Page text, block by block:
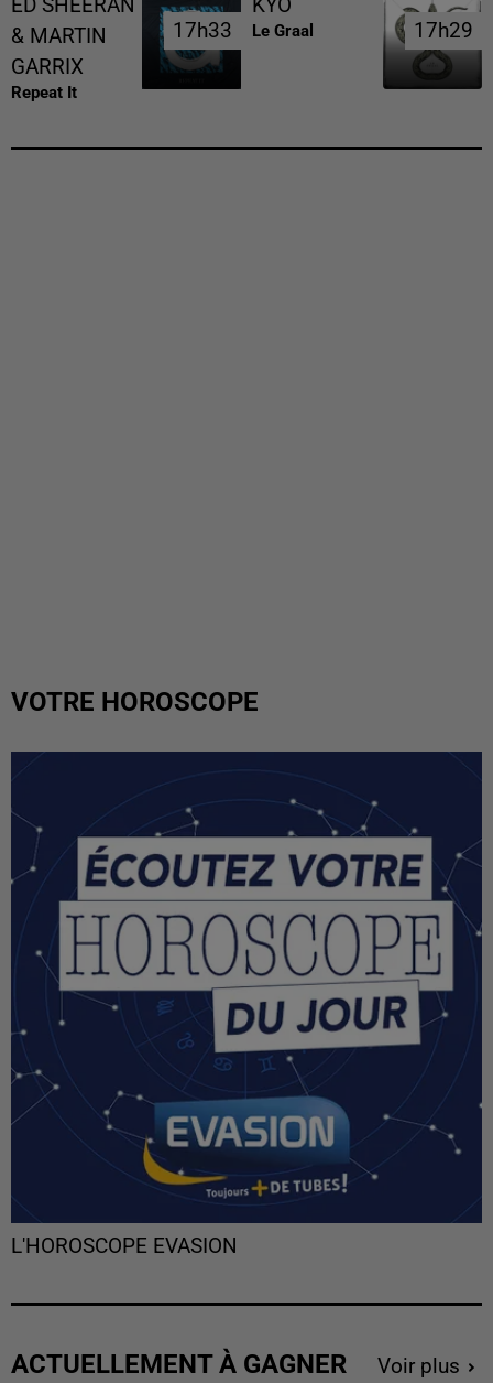
ED SHEERAN
& MARTIN
GARRIX
Repeat It
17h33
17h33
KYO
Le Graal 17h29
17h29
VOTRE HOROSCOPE
L'HOROSCOPE EVASION
ACTUELLEMENT À GAGNER Voir plus